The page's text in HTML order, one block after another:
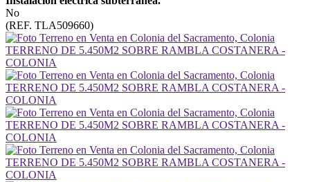
No
(REF. TLA509660)